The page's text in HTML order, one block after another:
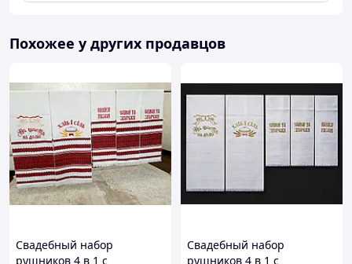
Похожее у других продавцов
Свадебный набор
рушников 4 в 1 с
Свадебный набор
рушников 4 в 1 с